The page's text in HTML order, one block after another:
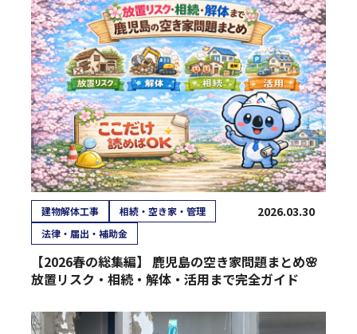
建物解体工事
相続・空き家・管理
法律・届出・補助金
2026.03.30
【2026春の総集編】 鹿児島の空き家問題まとめ🌸
放置リスク・相続・解体・活用まで完全ガイド